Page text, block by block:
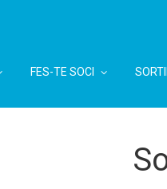
FES-TE SOCI